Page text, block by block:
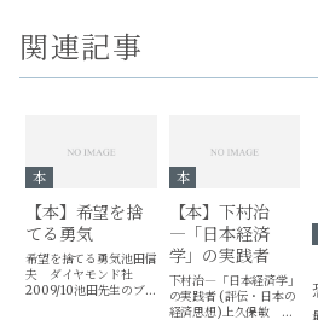
関連記事
本
【本】希望を捨
てる勇気
希望を捨てる勇気池田信
夫 ダイヤモンド社
2009/10池田先生のブ
本
【本】下村治
―「日本経済
学」の実践者
下村治―「日本経済学」
の実践者 (評伝・日本の
経済思想)上久保敏 日